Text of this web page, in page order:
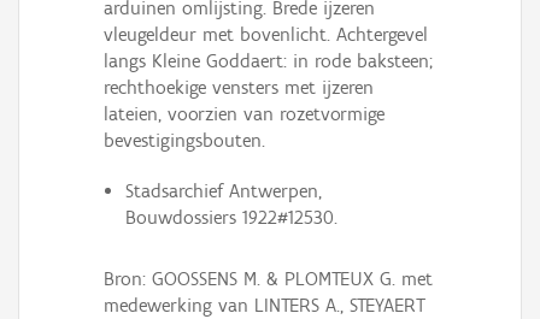
arduinen omlijsting. Brede ijzeren
vleugeldeur met bovenlicht. Achtergevel
langs Kleine Goddaert: in rode baksteen;
rechthoekige vensters met ijzeren
lateien, voorzien van rozetvormige
bevestigingsbouten.
Stadsarchief Antwerpen,
Bouwdossiers 1922#12530.
Bron: GOOSSENS M. & PLOMTEUX G. met
medewerking van LINTERS A., STEYAERT